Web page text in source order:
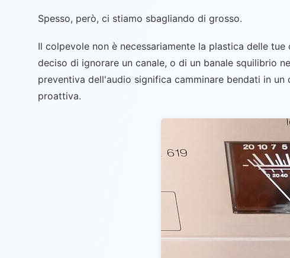
Spesso, però, ci stiamo sbagliando di grosso.
Il colpevole non è necessariamente la plastica delle
deciso di ignorare un canale, o di un banale squilibrio
preventiva dell'audio significa camminare bendati in
proattiva.